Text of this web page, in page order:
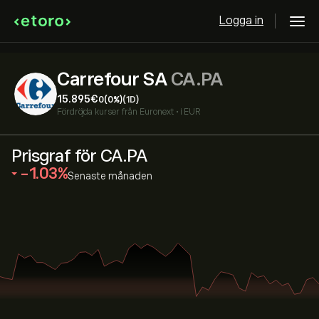
Logga in
Carrefour SA CA.PA
15.895‎€‎0(0%)(1D)
Fördröjda kurser från Euronext • i EUR
Prisgraf för CA.PA
‎-1.03‎ Senaste månaden